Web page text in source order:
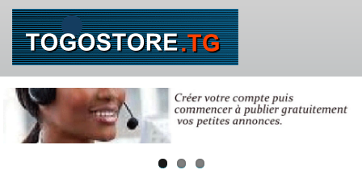
Aller
au
contenu
principal